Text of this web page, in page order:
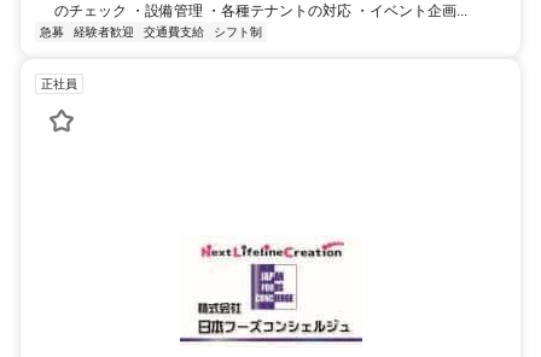
のチェック ・設備管理 ・各種テナントの対応 ・イベント企画...
急募 経験者歓迎 交通費支給 シフト制
正社員